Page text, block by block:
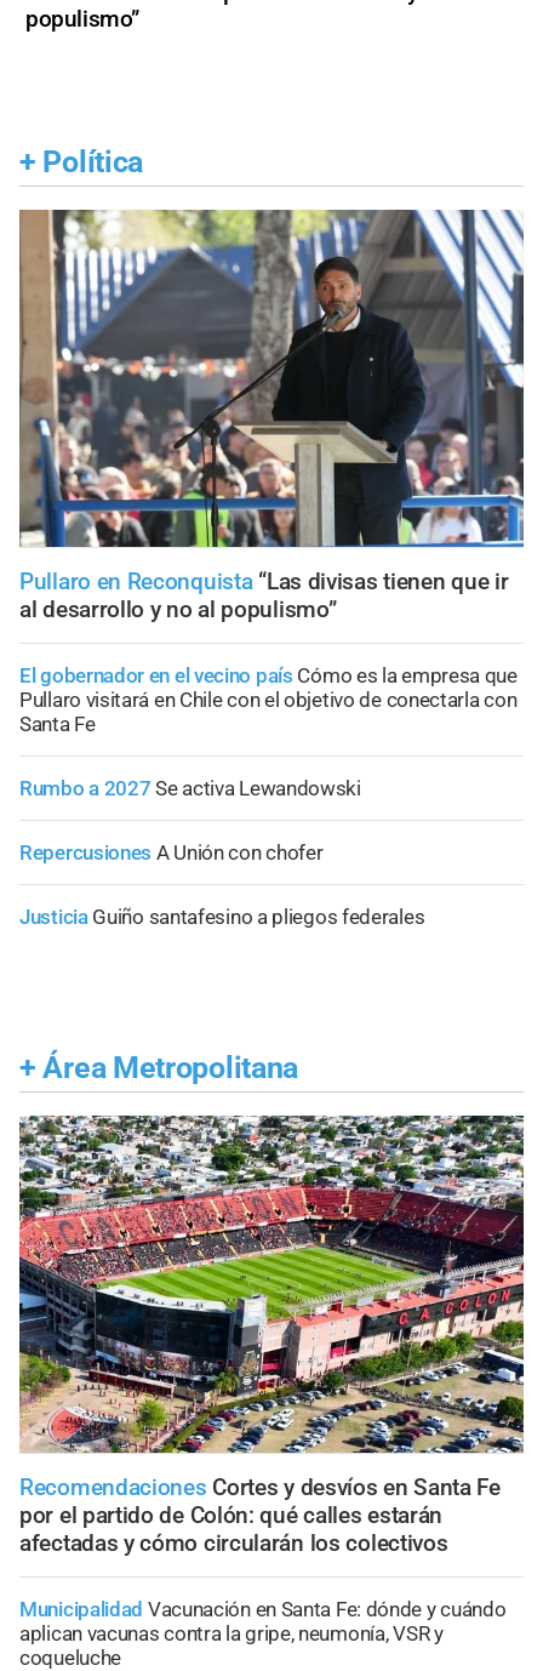
populismo”
+ Política
Pullaro en Reconquista “Las divisas tienen que ir
al desarrollo y no al populismo”
El gobernador en el vecino país Cómo es la empresa que
Pullaro visitará en Chile con el objetivo de conectarla con
Santa Fe
Rumbo a 2027 Se activa Lewandowski
Repercusiones A Unión con chofer
Justicia Guiño santafesino a pliegos federales
+ Área Metropolitana
Recomendaciones Cortes y desvíos en Santa Fe
por el partido de Colón: qué calles estarán
afectadas y cómo circularán los colectivos
Municipalidad Vacunación en Santa Fe: dónde y cuándo
aplican vacunas contra la gripe, neumonía, VSR y
coqueluche